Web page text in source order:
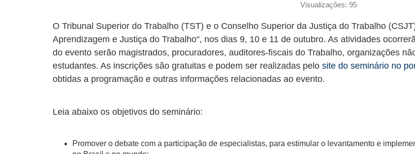
Visualizações: 95
O Tribunal Superior do Trabalho (TST) e o Conselho Superior da Justiça do Trabalho
Aprendizagem e Justiça do Trabalho", nos dias 9, 10 e 11 de outubro. As atividades
do evento serão magistrados, procuradores, auditores-fiscais do Trabalho, organizações
estudantes. As inscrições são gratuitas e podem ser realizadas pelo site do seminário no
obtidas a programação e outras informações relacionadas ao evento.
Leia abaixo os objetivos do seminário:
Promover o debate com a participação de especialistas, para estimular o levantamento e